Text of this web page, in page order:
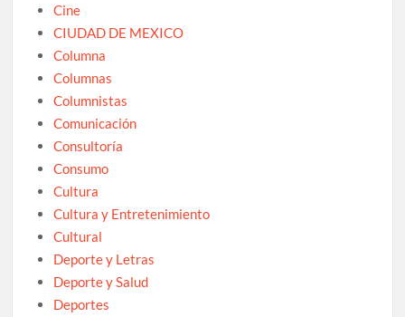
Cine
CIUDAD DE MEXICO
Columna
Columnas
Columnistas
Comunicación
Consultoría
Consumo
Cultura
Cultura y Entretenimiento
Cultural
Deporte y Letras
Deporte y Salud
Deportes